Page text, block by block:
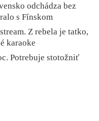
odchádza bez
s Fínskom
Z rebela je tatko,
karaoke
Potrebuje stotožniť